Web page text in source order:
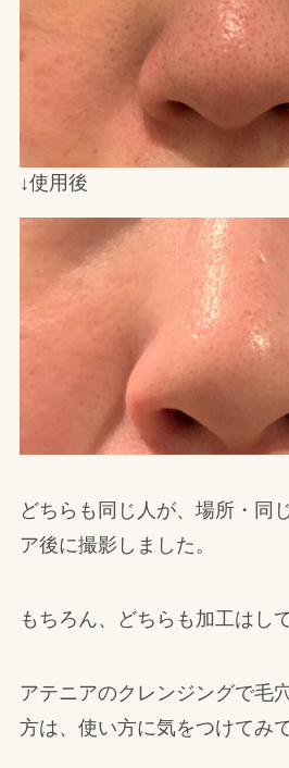
↓使用後
どちらも同じ人が、場所・同
ア後に撮影しました。
もちろん、どちらも加工はし
アテニアのクレンジングで毛
方は、使い方に気をつけてみ